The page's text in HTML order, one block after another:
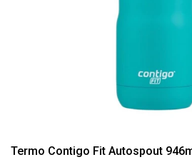
Termo Contigo Fit Autospout